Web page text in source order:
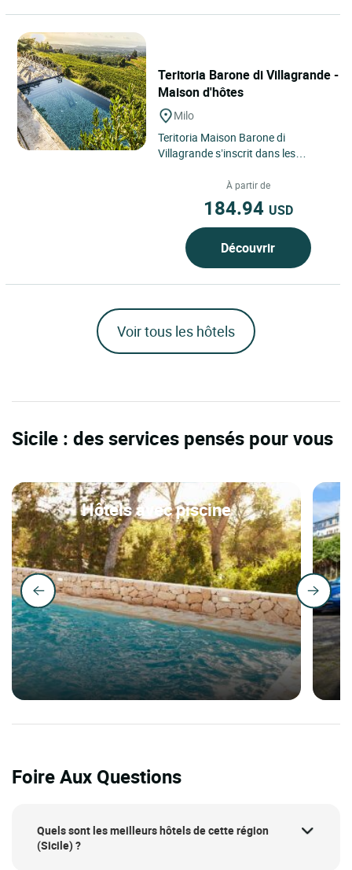
Teritoria Barone di Villagrande -
Maison d'hôtes
Milo
Teritoria Maison Barone di
Villagrande s’inscrit dans les
village perché sur les pentes...
À partir de
184.94 USD
Découvrir
Voir tous les hôtels
Sicile : des services pensés pour vous
Hôtels avec piscine
Foire Aux Questions
Quels sont les meilleurs hôtels de cette région
(Sicile) ?